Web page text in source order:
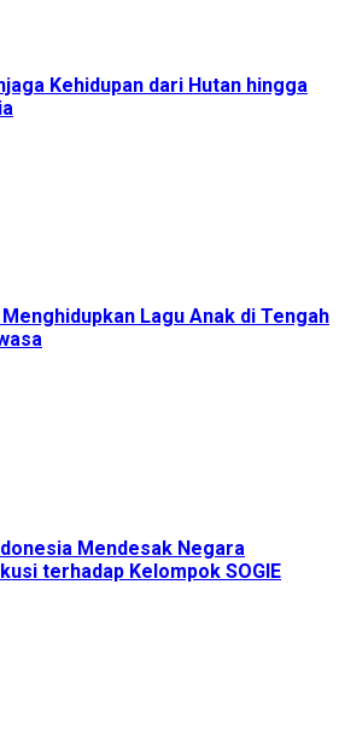
Kehidupan dari Hutan hingga
Lagu Anak di Tengah
Mendesak Negara
terhadap Kelompok SOGIE